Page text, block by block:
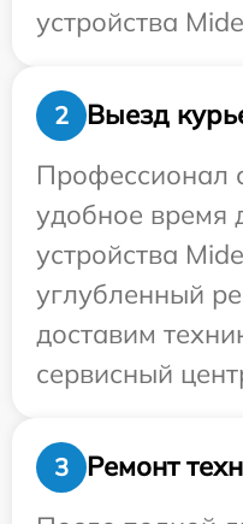
устройства
2
Выезд
Профессионал
удобное время
устройства
углубленный
доставим
сервисный
3
Ремонт